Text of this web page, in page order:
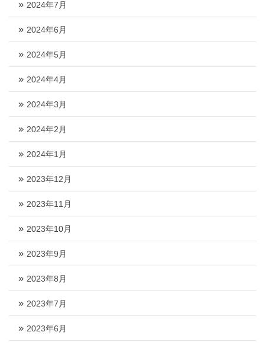
2024年7月
2024年6月
2024年5月
2024年4月
2024年3月
2024年2月
2024年1月
2023年12月
2023年11月
2023年10月
2023年9月
2023年8月
2023年7月
2023年6月